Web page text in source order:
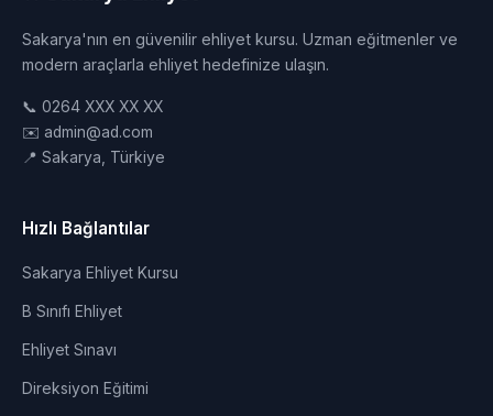
Sakarya'nın en güvenilir ehliyet kursu. Uzman eğitmenler ve
modern araçlarla ehliyet hedefinize ulaşın.
📞 0264 XXX XX XX
✉️ admin@ad.com
📍 Sakarya, Türkiye
Hızlı Bağlantılar
Sakarya Ehliyet Kursu
B Sınıfı Ehliyet
Ehliyet Sınavı
Direksiyon Eğitimi